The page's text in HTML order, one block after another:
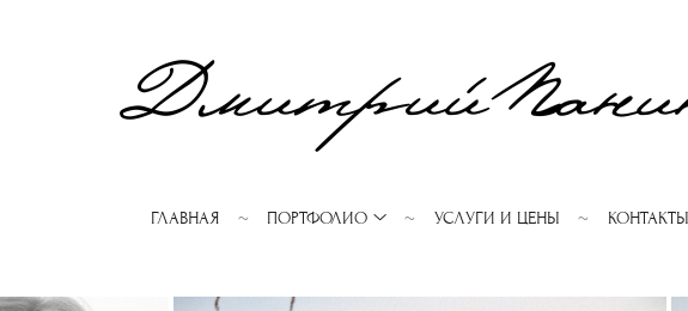
ГЛАВНАЯ ПОРТФОЛИО УСЛУГИ И ЦЕНЫ КОНТАКТЫ